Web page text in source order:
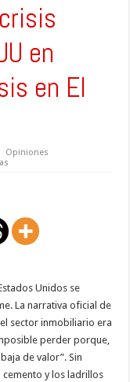
en
en El
Opiniones
Unidos se
La narrativa oficial de
sector inmobiliario era
perder porque,
de valor”. Sin
y los ladrillos